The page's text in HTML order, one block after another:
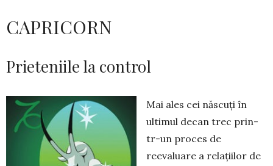
CAPRICORN
Prieteniile la control
Mai ales cei născuți în
ultimul decan trec prin­
tr-un proces de
reevaluare a relațiilor de